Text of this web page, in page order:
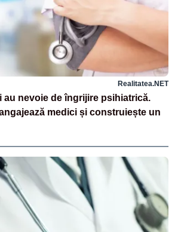
Realitatea.NET
au nevoie de îngrijire psihiatrică.
medici și construiește un